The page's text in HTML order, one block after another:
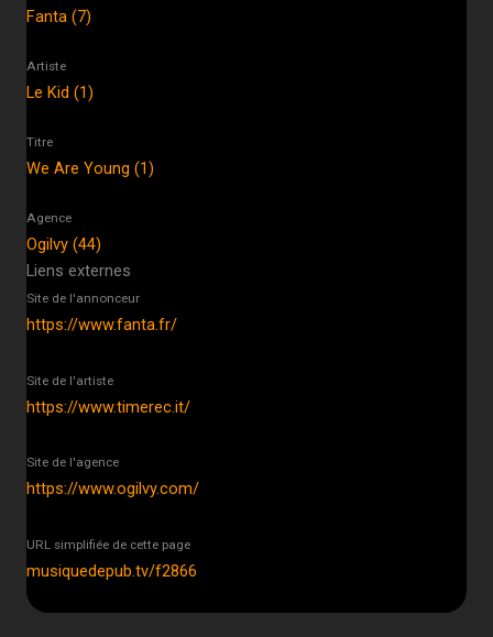
Fanta (7)
Artiste
Le Kid (1)
Titre
We Are Young (1)
Agence
Ogilvy (44)
Liens externes
Site de l'annonceur
https://www.fanta.fr/
Site de l'artiste
https://www.timerec.it/
Site de l'agence
https://www.ogilvy.com/
URL simplifiée de cette page
musiquedepub.tv/f2866